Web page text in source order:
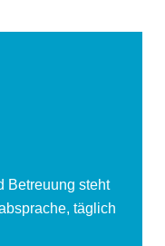
Betreuung steht
täglich